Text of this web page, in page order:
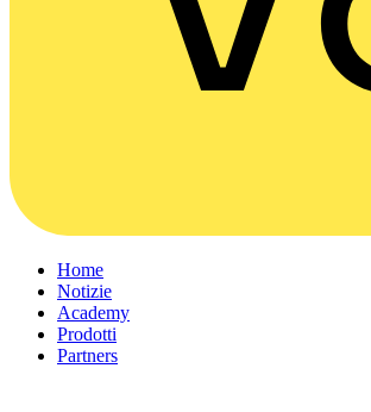
Home
Notizie
Academy
Prodotti
Partners